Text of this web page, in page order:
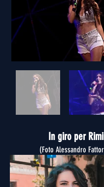
In giro per
(Foto Alessandro